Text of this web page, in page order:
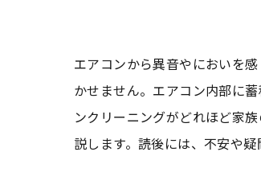
エアコンから異音やにおいを
かせません。エアコン内部に
ンクリーニングがどれほど家
説します。読後には、不安や